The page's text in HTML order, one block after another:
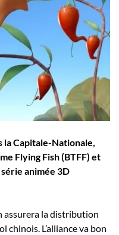
la Capitale-Nationale,
Flying Fish (BTFF) et
animée 3D
la distribution
chinois. L’alliance va bon